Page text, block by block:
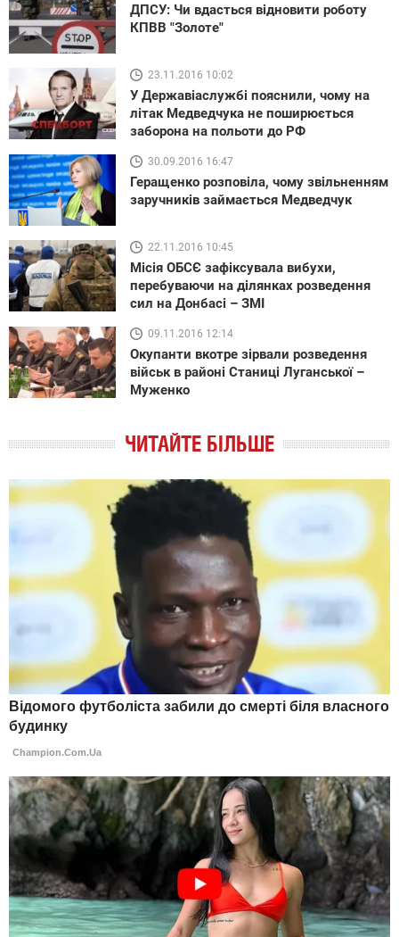
ДПСУ: Чи вдасться відновити роботу
КПВВ "Золоте"
23.11.2016 10:02
У Державіаслужбі пояснили, чому на
літак Медведчука не поширюється
заборона на польоти до РФ
30.09.2016 16:47
Геращенко розповіла, чому звільненням
заручників займається Медведчук
22.11.2016 10:45
Місія ОБСЄ зафіксувала вибухи,
перебуваючи на ділянках розведення
сил на Донбасі – ЗМІ
09.11.2016 12:14
Окупанти вкотре зірвали розведення
військ в районі Станиці Луганської –
Муженко
ЧИТАЙТЕ БІЛЬШЕ